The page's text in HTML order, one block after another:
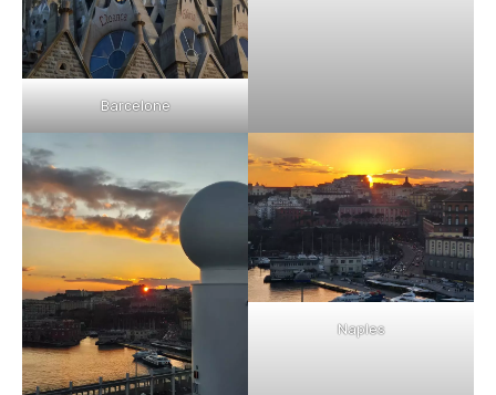
Barcelone
Naples